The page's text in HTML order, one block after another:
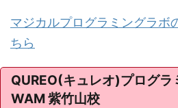
マジカルプログラミングラボ
ちら
QUREO(キュレオ)プログラ
WAM 紫竹山校